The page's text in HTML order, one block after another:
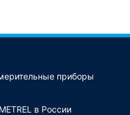
приборы
в России